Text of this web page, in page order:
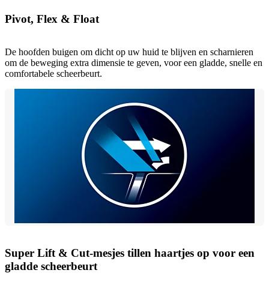
Pivot, Flex & Float
De hoofden buigen om dicht op uw huid te blijven en scharnieren
om de beweging extra dimensie te geven, voor een gladde, snelle en
comfortabele scheerbeurt.
Super Lift & Cut-mesjes tillen haartjes op voor een
gladde scheerbeurt